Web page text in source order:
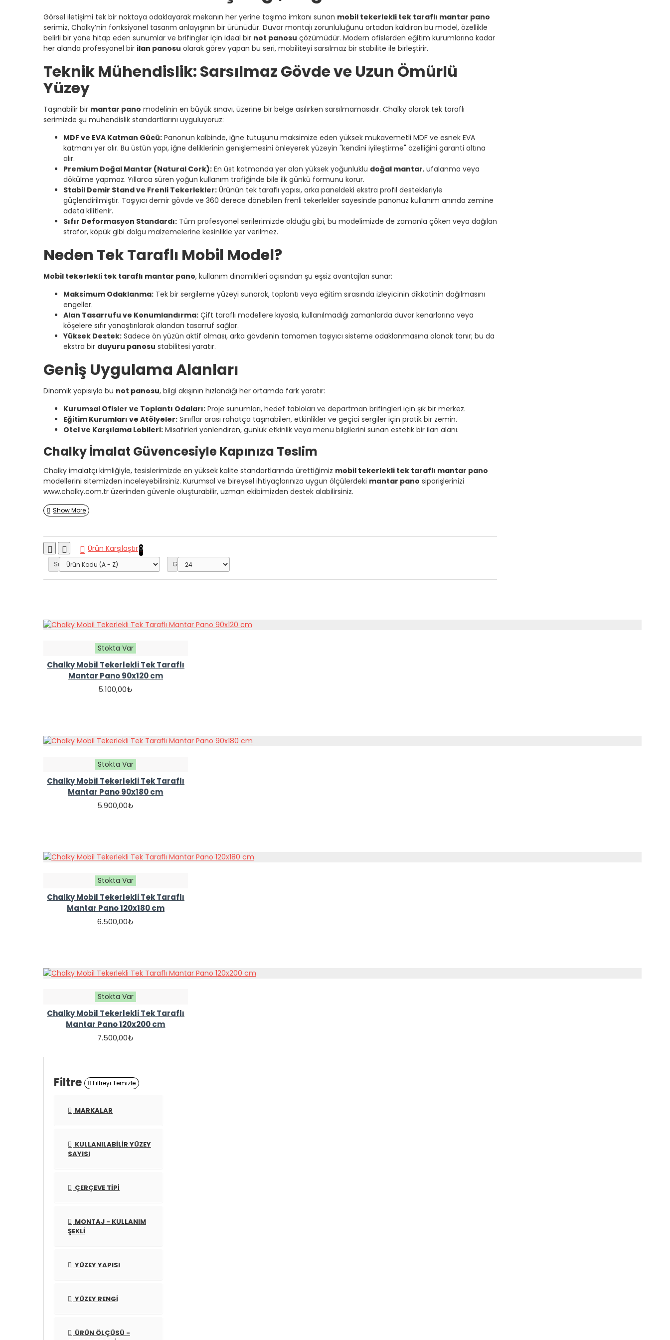
Görsel iletişimi tek bir noktaya odaklayarak mekanın her yerine taşıma imkanı sunan mobil tekerlekli tek taraflı mantar pano
serimiz, Chalky’nin fonksiyonel tasarım anlayışının bir ürünüdür. Duvar montajı zorunluluğunu ortadan kaldıran bu model, özellikle
belirli bir yöne hitap eden sunumlar ve brifingler için ideal bir not panosu çözümüdür. Modern ofislerden eğitim kurumlarına kadar
her alanda profesyonel bir ilan panosu olarak görev yapan bu seri, mobiliteyi sarsılmaz bir stabilite ile birleştirir.
Teknik Mühendislik: Sarsılmaz Gövde ve Uzun Ömürlü
Yüzey
Taşınabilir bir mantar pano modelinin en büyük sınavı, üzerine bir belge asılırken sarsılmamasıdır. Chalky olarak tek taraflı
serimizde şu mühendislik standartlarını uyguluyoruz:
MDF ve EVA Katman Gücü: Panonun kalbinde, iğne tutuşunu maksimize eden yüksek mukavemetli MDF ve esnek EVA
katmanı yer alır. Bu üstün yapı, iğne deliklerinin genişlemesini önleyerek yüzeyin "kendini iyileştirme" özelliğini garanti altına
alır.
Premium Doğal Mantar (Natural Cork): En üst katmanda yer alan yüksek yoğunluklu doğal mantar, ufalanma veya
dökülme yapmaz. Yıllarca süren yoğun kullanım trafiğinde bile ilk günkü formunu korur.
Stabil Demir Stand ve Frenli Tekerlekler: Ürünün tek taraflı yapısı, arka paneldeki ekstra profil destekleriyle
güçlendirilmiştir. Taşıyıcı demir gövde ve 360 derece dönebilen frenli tekerlekler sayesinde panonuz kullanım anında zemine
adeta kilitlenir.
Sıfır Deformasyon Standardı: Tüm profesyonel serilerimizde olduğu gibi, bu modelimizde de zamanla çöken veya dağılan
strafor, köpük gibi dolgu malzemelerine kesinlikle yer verilmez.
Neden Tek Taraflı Mobil Model?
Mobil tekerlekli tek taraflı mantar pano, kullanım dinamikleri açısından şu eşsiz avantajları sunar:
Maksimum Odaklanma: Tek bir sergileme yüzeyi sunarak, toplantı veya eğitim sırasında izleyicinin dikkatinin dağılmasını
engeller.
Alan Tasarrufu ve Konumlandırma: Çift taraflı modellere kıyasla, kullanılmadığı zamanlarda duvar kenarlarına veya
köşelere sıfır yanaştırılarak alandan tasarruf sağlar.
Yüksek Destek: Sadece ön yüzün aktif olması, arka gövdenin tamamen taşıyıcı sisteme odaklanmasına olanak tanır; bu da
ekstra bir duyuru panosu stabilitesi yaratır.
Geniş Uygulama Alanları
Dinamik yapısıyla bu not panosu, bilgi akışının hızlandığı her ortamda fark yaratır:
Kurumsal Ofisler ve Toplantı Odaları: Proje sunumları, hedef tabloları ve departman brifingleri için şık bir merkez.
Eğitim Kurumları ve Atölyeler: Sınıflar arası rahatça taşınabilen, etkinlikler ve geçici sergiler için pratik bir zemin.
Otel ve Karşılama Lobileri: Misafirleri yönlendiren, günlük etkinlik veya menü bilgilerini sunan estetik bir ilan alanı.
Chalky İmalat Güvencesiyle Kapınıza Teslim
Chalky imalatçı kimliğiyle, tesislerimizde en yüksek kalite standartlarında ürettiğimiz mobil tekerlekli tek taraflı mantar pano
modellerini sitemizden inceleyebilirsiniz. Kurumsal ve bireysel ihtiyaçlarınıza uygun ölçülerdeki mantar pano siparişlerinizi
www.chalky.com.tr üzerinden güvenle oluşturabilir, uzman ekibimizden destek alabilirsiniz.
Ürün Karşılaştır0
Sırala: Göster:
Stokta Var
Chalky Mobil Tekerlekli Tek Taraflı
Mantar Pano 90x120 cm
5.100,00₺
Stokta Var
Chalky Mobil Tekerlekli Tek Taraflı
Mantar Pano 90x180 cm
5.900,00₺
Stokta Var
Chalky Mobil Tekerlekli Tek Taraflı
Mantar Pano 120x180 cm
6.500,00₺
Stokta Var
Chalky Mobil Tekerlekli Tek Taraflı
Mantar Pano 120x200 cm
7.500,00₺
Filtre Filtreyi Temizle
MARKALAR
KULLANILABILIR YÜZEY
SAYISI
ÇERÇEVE TIPI
MONTAJ - KULLANIM
ŞEKLI
YÜZEY YAPISI
YÜZEY RENGI
ÜRÜN ÖLÇÜSÜ -